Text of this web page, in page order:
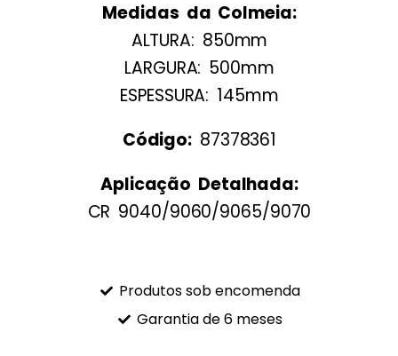
Medidas da Colmeia:
ALTURA: 850mm
LARGURA: 500mm
ESPESSURA: 145mm
Código: 87378361
Aplicação Detalhada:
CR 9040/9060/9065/9070
Produtos sob encomenda
Garantia de 6 meses